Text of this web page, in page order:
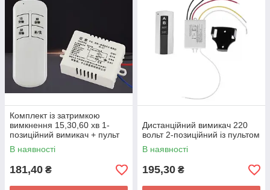
Комплект із затримкою
вимкнення 15,30,60 хв 1-
позиційний вимикач + пульт
В наявності
181,40 ₴
Дистанційний вимикач 220
вольт 2-позиційний із пультом
В наявності
195,30 ₴